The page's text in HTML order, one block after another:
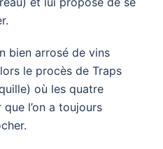
bien arrosé de vins
le procès de Traps
où les quatre
l’on a toujours